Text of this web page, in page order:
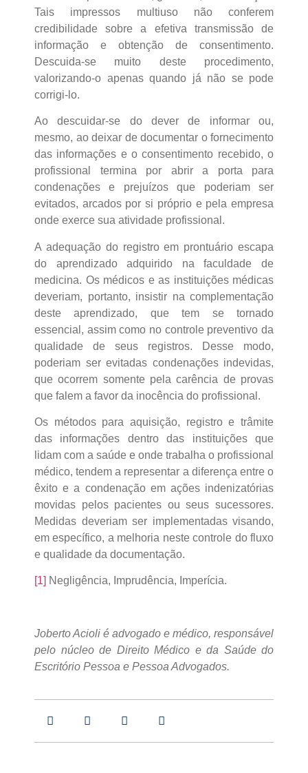
Tais impressos multiuso não conferem
credibilidade sobre a efetiva transmissão de
informação e obtenção de consentimento.
Descuida-se muito deste procedimento,
valorizando-o apenas quando já não se pode
corrigi-lo.
Ao descuidar-se do dever de informar ou,
mesmo, ao deixar de documentar o fornecimento
das informações e o consentimento recebido, o
profissional termina por abrir a porta para
condenações e prejuízos que poderiam ser
evitados, arcados por si próprio e pela empresa
onde exerce sua atividade profissional.
A adequação do registro em prontuário escapa
do aprendizado adquirido na faculdade de
medicina. Os médicos e as instituições médicas
deveriam, portanto, insistir na complementação
deste aprendizado, que tem se tornado
essencial, assim como no controle preventivo da
qualidade de seus registros. Desse modo,
poderiam ser evitadas condenações indevidas,
que ocorrem somente pela carência de provas
que falem a favor da inocência do profissional.
Os métodos para aquisição, registro e trâmite
das informações dentro das instituições que
lidam com a saúde e onde trabalha o profissional
médico, tendem a representar a diferença entre o
êxito e a condenação em ações indenizatórias
movidas pelos pacientes ou seus sucessores.
Medidas deveriam ser implementadas visando,
em específico, a melhoria neste controle do fluxo
e qualidade da documentação.
[1] Negligência, Imprudência, Imperícia.
Joberto Acioli é advogado e médico, responsável
pelo núcleo de Direito Médico e da Saúde do
Escritório Pessoa e Pessoa Advogados.